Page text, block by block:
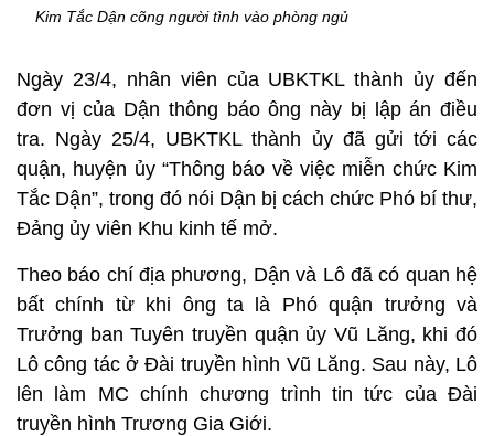
Kim Tắc Dận cõng người tình vào phòng ngủ
Ngày 23/4, nhân viên của UBKTKL thành ủy đến
đơn vị của Dận thông báo ông này bị lập án điều
tra. Ngày 25/4, UBKTKL thành ủy đã gửi tới các
quận, huyện ủy “Thông báo về việc miễn chức Kim
Tắc Dận”, trong đó nói Dận bị cách chức Phó bí thư,
Đảng ủy viên Khu kinh tế mở.
Theo báo chí địa phương, Dận và Lô đã có quan hệ
bất chính từ khi ông ta là Phó quận trưởng và
Trưởng ban Tuyên truyền quận ủy Vũ Lăng, khi đó
Lô công tác ở Đài truyền hình Vũ Lăng. Sau này, Lô
lên làm MC chính chương trình tin tức của Đài
truyền hình Trương Gia Giới.